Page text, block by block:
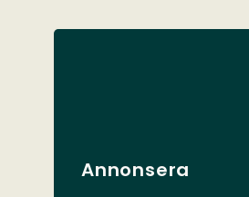
Annonsera